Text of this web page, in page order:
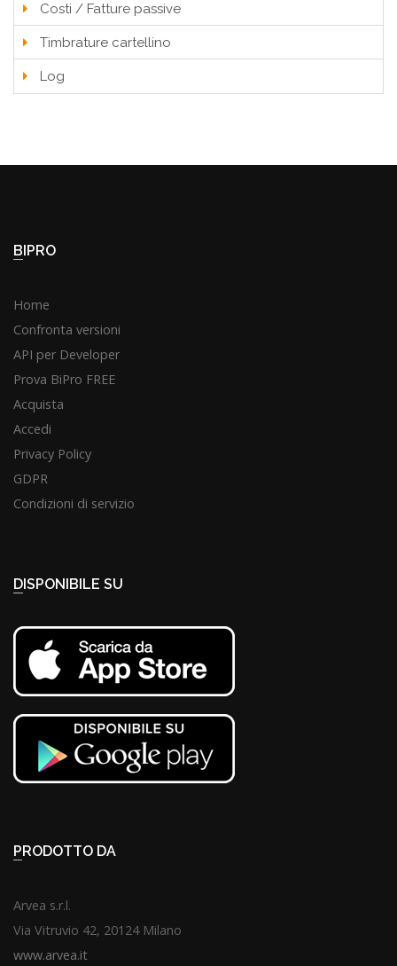
Costi / Fatture passive
Timbrature cartellino
Log
BIPRO
Home
Confronta versioni
API per Developer
Prova BiPro FREE
Acquista
Accedi
Privacy Policy
GDPR
Condizioni di servizio
DISPONIBILE SU
PRODOTTO DA
Arvea s.r.l.
Via Vitruvio 42, 20124 Milano
www.arvea.it